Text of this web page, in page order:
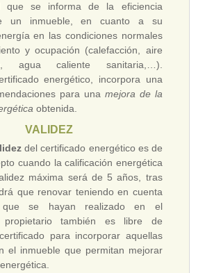
se informa de la eficiencia
un inmueble, en cuanto a su
en las condiciones normales
y ocupación (calefacción, aire
agua caliente sanitaria,…).
energético, incorpora una
para una mejora de la
obtenida.
VALIDEZ
del certificado energético es de
cuando la calificación energética
máxima será de 5 años, tras
que renovar teniendo en cuenta
que se hayan realizado en el
propietario también es libre de
para incorporar aquellas
el inmueble que permitan mejorar